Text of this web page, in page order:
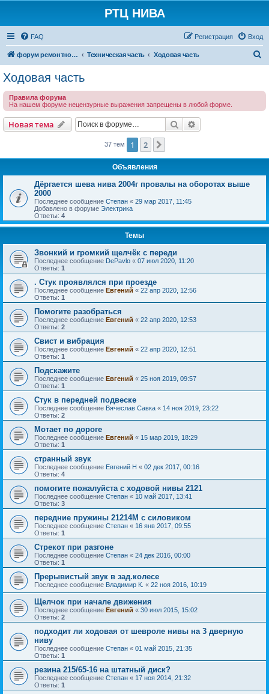
РТЦ НИВА
FAQ Вход
Регистрация
форум ремонтно-технического центра НИВА Техническая часть Ходовая часть
к
Ходовая часть
Правила форума
На нашем форуме нецензурные выражения запрещены в любой форме.
Новая тема Поиск
37 тем 1 2
Объявления
Дёргается шева нива 2004г провалы на оборотах выше
2000
Последнее сообщение Степан « 29 мар 2017, 11:45
Добавлено в форуме Электрика
Ответы: 4
Темы
Звонкий и громкий щелчёк с переди
Последнее сообщение DePavlo « 07 июл 2020, 11:20
Ответы: 1
. Стук проявлялся при проезде
Последнее сообщение Евгений « 22 апр 2020, 12:56
Ответы: 1
Помогите разобраться
Последнее сообщение Евгений « 22 апр 2020, 12:53
Ответы: 2
Свист и вибрация
Последнее сообщение Евгений « 22 апр 2020, 12:51
Ответы: 1
Подскажите
Последнее сообщение Евгений « 25 ноя 2019, 09:57
Ответы: 1
Стук в передней подвеске
Последнее сообщение Вячеслав Савка « 14 ноя 2019, 23:22
Ответы: 2
Мотает по дороге
Последнее сообщение Евгений « 15 мар 2019, 18:29
Ответы: 1
странный звук
Последнее сообщение Евгений Н « 02 дек 2017, 00:16
Ответы: 4
помогите пожалуйста с ходовой нивы 2121
Последнее сообщение Степан « 10 май 2017, 13:41
Ответы: 3
передние пружины 21214М с силовиком
Последнее сообщение Степан « 16 янв 2017, 09:55
Ответы: 1
Стрекот при разгоне
Последнее сообщение Степан « 24 дек 2016, 00:00
Ответы: 1
Прерывистый звук в зад.колесе
Последнее сообщение Владимир К. « 22 ноя 2016, 10:19
Щелчок при начале движения
Последнее сообщение Евгений « 30 июл 2015, 15:02
Ответы: 2
подходит ли ходовая от шевроле нивы на 3 дверную
ниву
Последнее сообщение Степан « 01 май 2015, 21:35
Ответы: 1
резина 215/65-16 на штатный диск?
Последнее сообщение Степан « 17 ноя 2014, 21:32
Ответы: 1